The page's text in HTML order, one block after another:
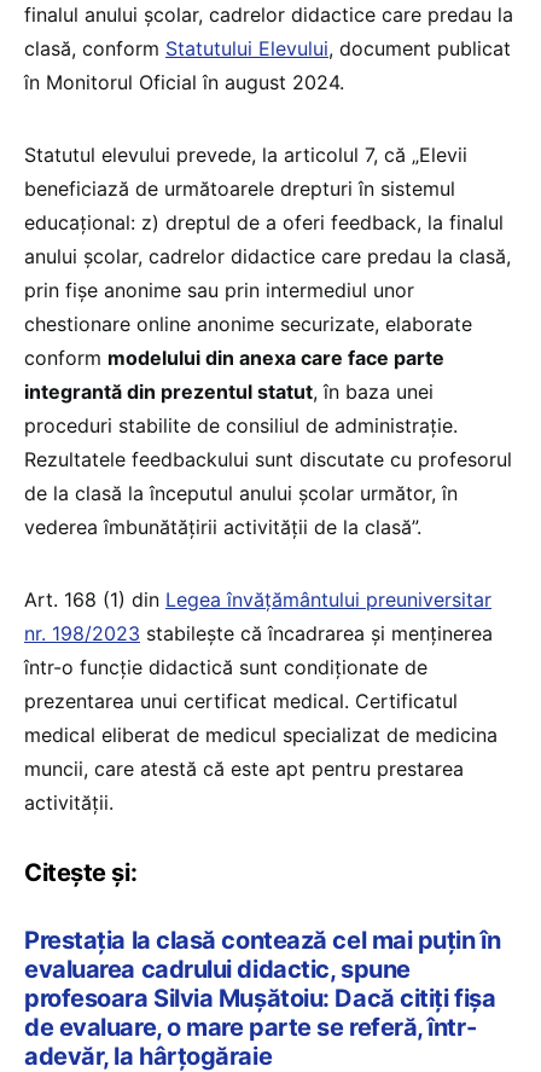
finalul anului școlar, cadrelor didactice care predau la
clasă, conform Statutului Elevului, document publicat
în Monitorul Oficial în august 2024.
Statutul elevului prevede, la articolul 7, că „Elevii
beneficiază de următoarele drepturi în sistemul
educațional: z) dreptul de a oferi feedback, la finalul
anului școlar, cadrelor didactice care predau la clasă,
prin fișe anonime sau prin intermediul unor
chestionare online anonime securizate, elaborate
conform modelului din anexa care face parte
integrantă din prezentul statut, în baza unei
proceduri stabilite de consiliul de administrație.
Rezultatele feedbackului sunt discutate cu profesorul
de la clasă la începutul anului școlar următor, în
vederea îmbunătățirii activității de la clasă”.
Art. 168 (1) din Legea învățământului preuniversitar
nr. 198/2023 stabilește că încadrarea și menținerea
într-o funcție didactică sunt condiționate de
prezentarea unui certificat medical. Certificatul
medical eliberat de medicul specializat de medicina
muncii, care atestă că este apt pentru prestarea
activității.
Citește și:
Prestația la clasă contează cel mai puțin în
evaluarea cadrului didactic, spune
profesoara Silvia Mușătoiu: Dacă citiți fișa
de evaluare, o mare parte se referă, într-
adevăr, la hârțogăraie